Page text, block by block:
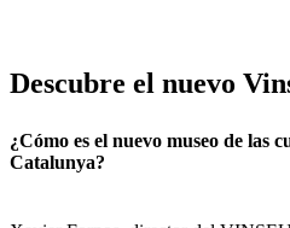
Descubre el nuevo
¿Cómo es el nuevo museo de las
Catalunya?